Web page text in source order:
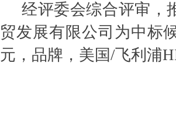
经评委会综合评审，
贸发展有限公司为中标
元，品牌，美国/飞利浦